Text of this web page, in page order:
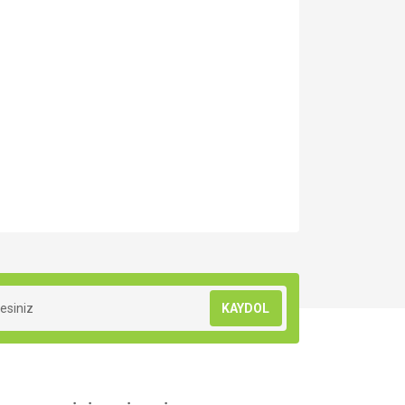
KAYDOL